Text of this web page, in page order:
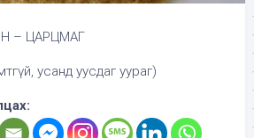
– ЦАРЦМАГ
усанд уусдаг уураг)